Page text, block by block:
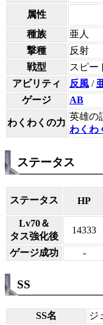
属性
種族
亜人
撃種
反射
戦型
スピー
アビリティ
反風 /
ゲージ
AB
わくわくの力
英雄の
わくわ
ステータス
ステータス HP
Lv70＆
タス強化後
14333
ゲージ成功 -
SS
SS名 ジ